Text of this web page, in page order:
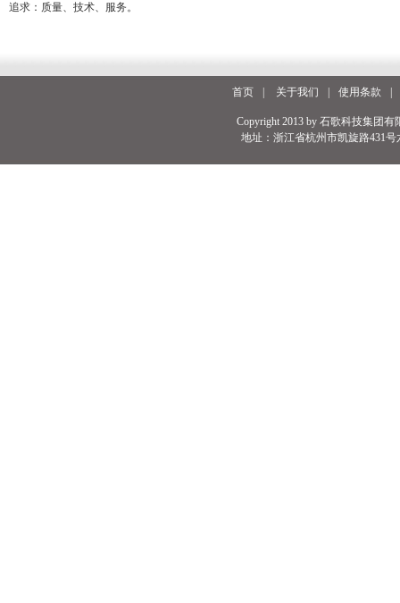
追求：质量、技术、服务。
首页 关于我们 使用条款
Copyright 2013 by 石歌科技集团
地址：浙江省杭州市凯旋路431号